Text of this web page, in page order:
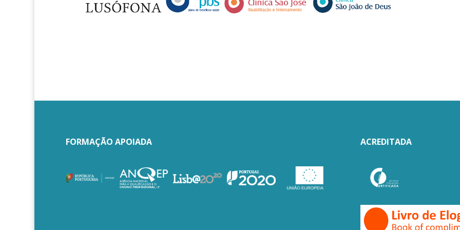
FORMAÇÃO APOIADA ACREDITADA